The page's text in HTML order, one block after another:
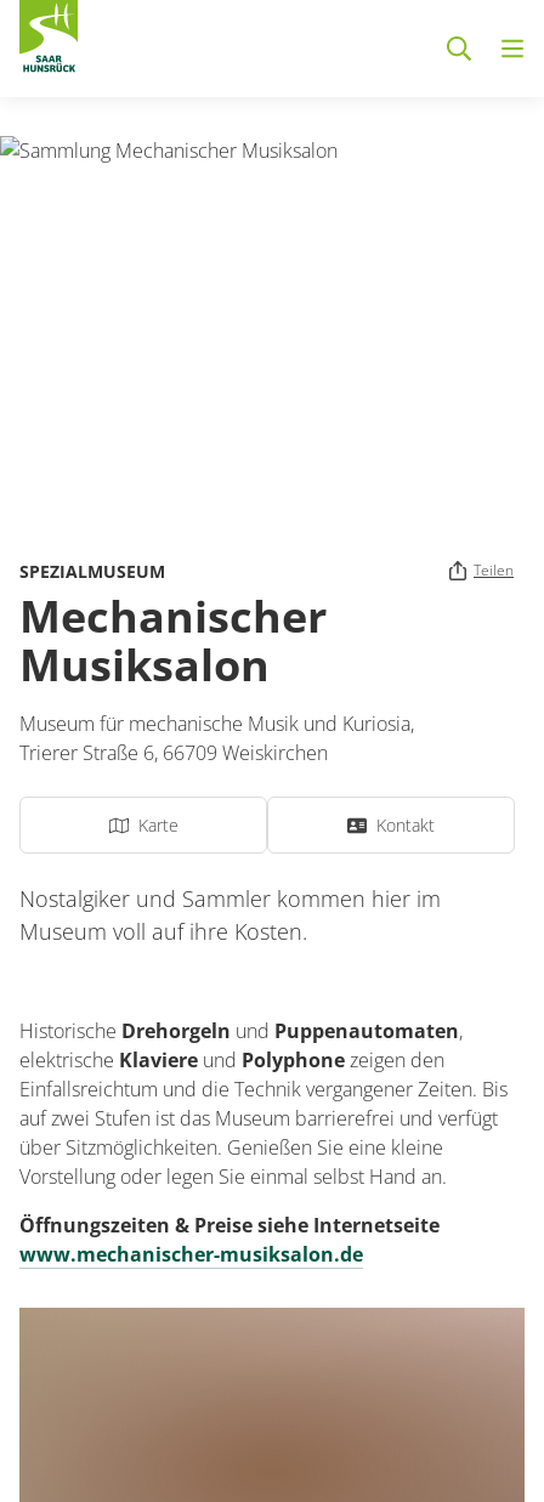
SPEZIALMUSEUM Teilen
Mechanischer
Musiksalon
Museum für mechanische Musik und Kuriosia,
Trierer Straße 6, 66709 Weiskirchen
Karte Kontakt
Nostalgiker und Sammler kommen hier im
Museum voll auf ihre Kosten.
Historische Drehorgeln und Puppenautomaten,
elektrische Klaviere und Polyphonezeigen den
Einfallsreichtum und die Technik vergangener Zeiten. Bis
auf zwei Stufen ist das Museum barrierefrei und verfügt
über Sitzmöglichkeiten. Genießen Sie eine kleine
Vorstellung oder legen Sie einmal selbst Hand an.
Öffnungszeiten & Preise siehe Internetseite
www.mechanischer-musiksalon.de